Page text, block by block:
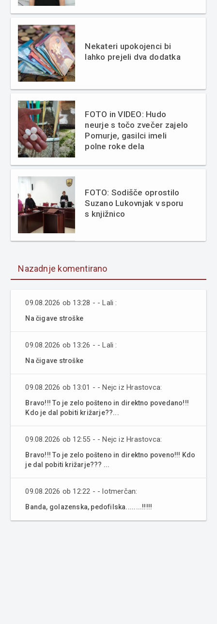
Nekateri upokojenci bi
lahko prejeli dva dodatka
FOTO in VIDEO: Hudo
neurje s točo zvečer zajelo
Pomurje, gasilci imeli
polne roke dela
FOTO: Sodišče oprostilo
Suzano Lukovnjak v sporu
s knjižnico
Nazadnje komentirano
09.08.2026 ob 13:28 - - Lali :
Na čigave stroške
09.08.2026 ob 13:26 - - Lali :
Na čigave stroške
09.08.2026 ob 13:01 - - Nejc iz Hrastovca:
Bravo!!! To je zelo pošteno in direktno povedano!!!
Kdo je dal pobiti križarje??...
09.08.2026 ob 12:55 - - Nejc iz Hrastovca:
Bravo!!! To je zelo pošteno in direktno poveno!!! Kdo
je dal pobiti križarje??? ...
09.08.2026 ob 12:22 - - lotmerčan:
Banda, golazenska, pedofilska........!!!!!